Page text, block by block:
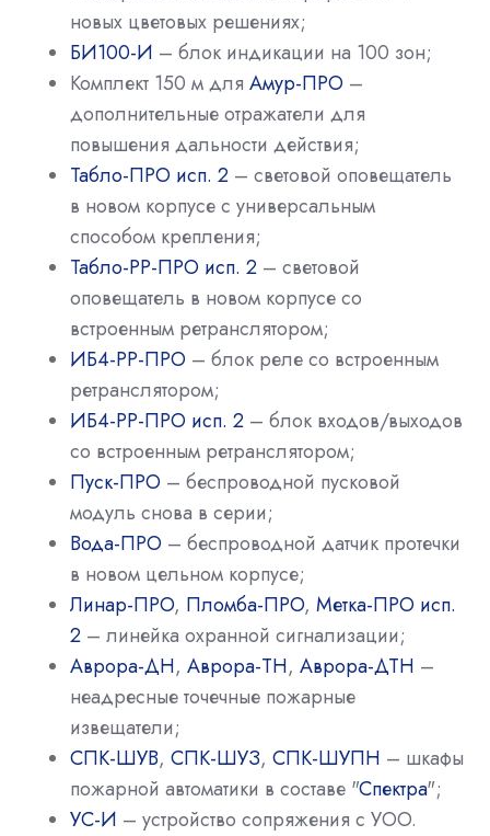
новых цветовых решениях;
БИ100-И – блок индикации на 100 зон;
Комплект 150 м для Амур-ПРО –
дополнительные отражатели для
повышения дальности действия;
Табло-ПРО исп. 2 – световой оповещатель
в новом корпусе с универсальным
способом крепления;
Табло-РР-ПРО исп. 2 – световой
оповещатель в новом корпусе со
встроенным ретранслятором;
ИБ4-РР-ПРО – блок реле со встроенным
ретранслятором;
ИБ4-РР-ПРО исп. 2 – блок входов/выходов
со встроенным ретранслятором;
Пуск-ПРО – беспроводной пусковой
модуль снова в серии;
Вода-ПРО – беспроводной датчик протечки
в новом цельном корпусе;
Линар-ПРО, Пломба-ПРО, Метка-ПРО исп.
2 – линейка охранной сигнализации;
Аврора-ДН, Аврора-ТН, Аврора-ДТН –
неадресные точечные пожарные
извещатели;
СПК-ШУВ, СПК-ШУЗ, СПК-ШУПН – шкафы
пожарной автоматики в составе "Спектра";
УС-И – устройство сопряжения с УОО.